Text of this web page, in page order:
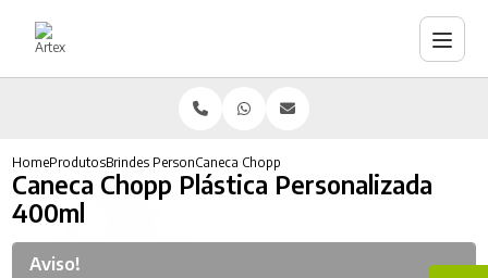
HomeProdutosBrindes PersonalizadosCaneca Chopp Plástica Personalizada 400ml
Caneca Chopp Plástica Personalizada
400ml
Aviso!